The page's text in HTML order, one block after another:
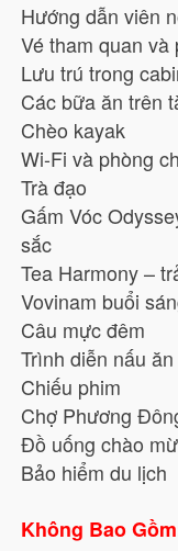
Hướng dẫn viên
Vé tham quan
Lưu trú trong
Các bữa ăn trên
Chèo kayak
Wi-Fi và phòng
Trà đạo
Gấm Vóc
sắc
Tea Harmony –
Vovinam buổi
Câu mực đêm
Trình diễn nấu ăn
Chiếu phim
Chợ Phương
Đồ uống chào
Bảo hiểm du lịch
Không Bao